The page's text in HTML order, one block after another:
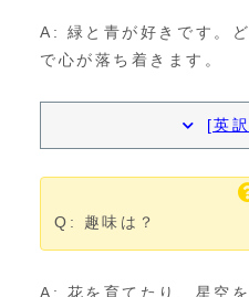
A: 緑と青が好きです。
で心が落ち着きます。
[英
Q: 趣味は？
A: 花を育てたり、星空